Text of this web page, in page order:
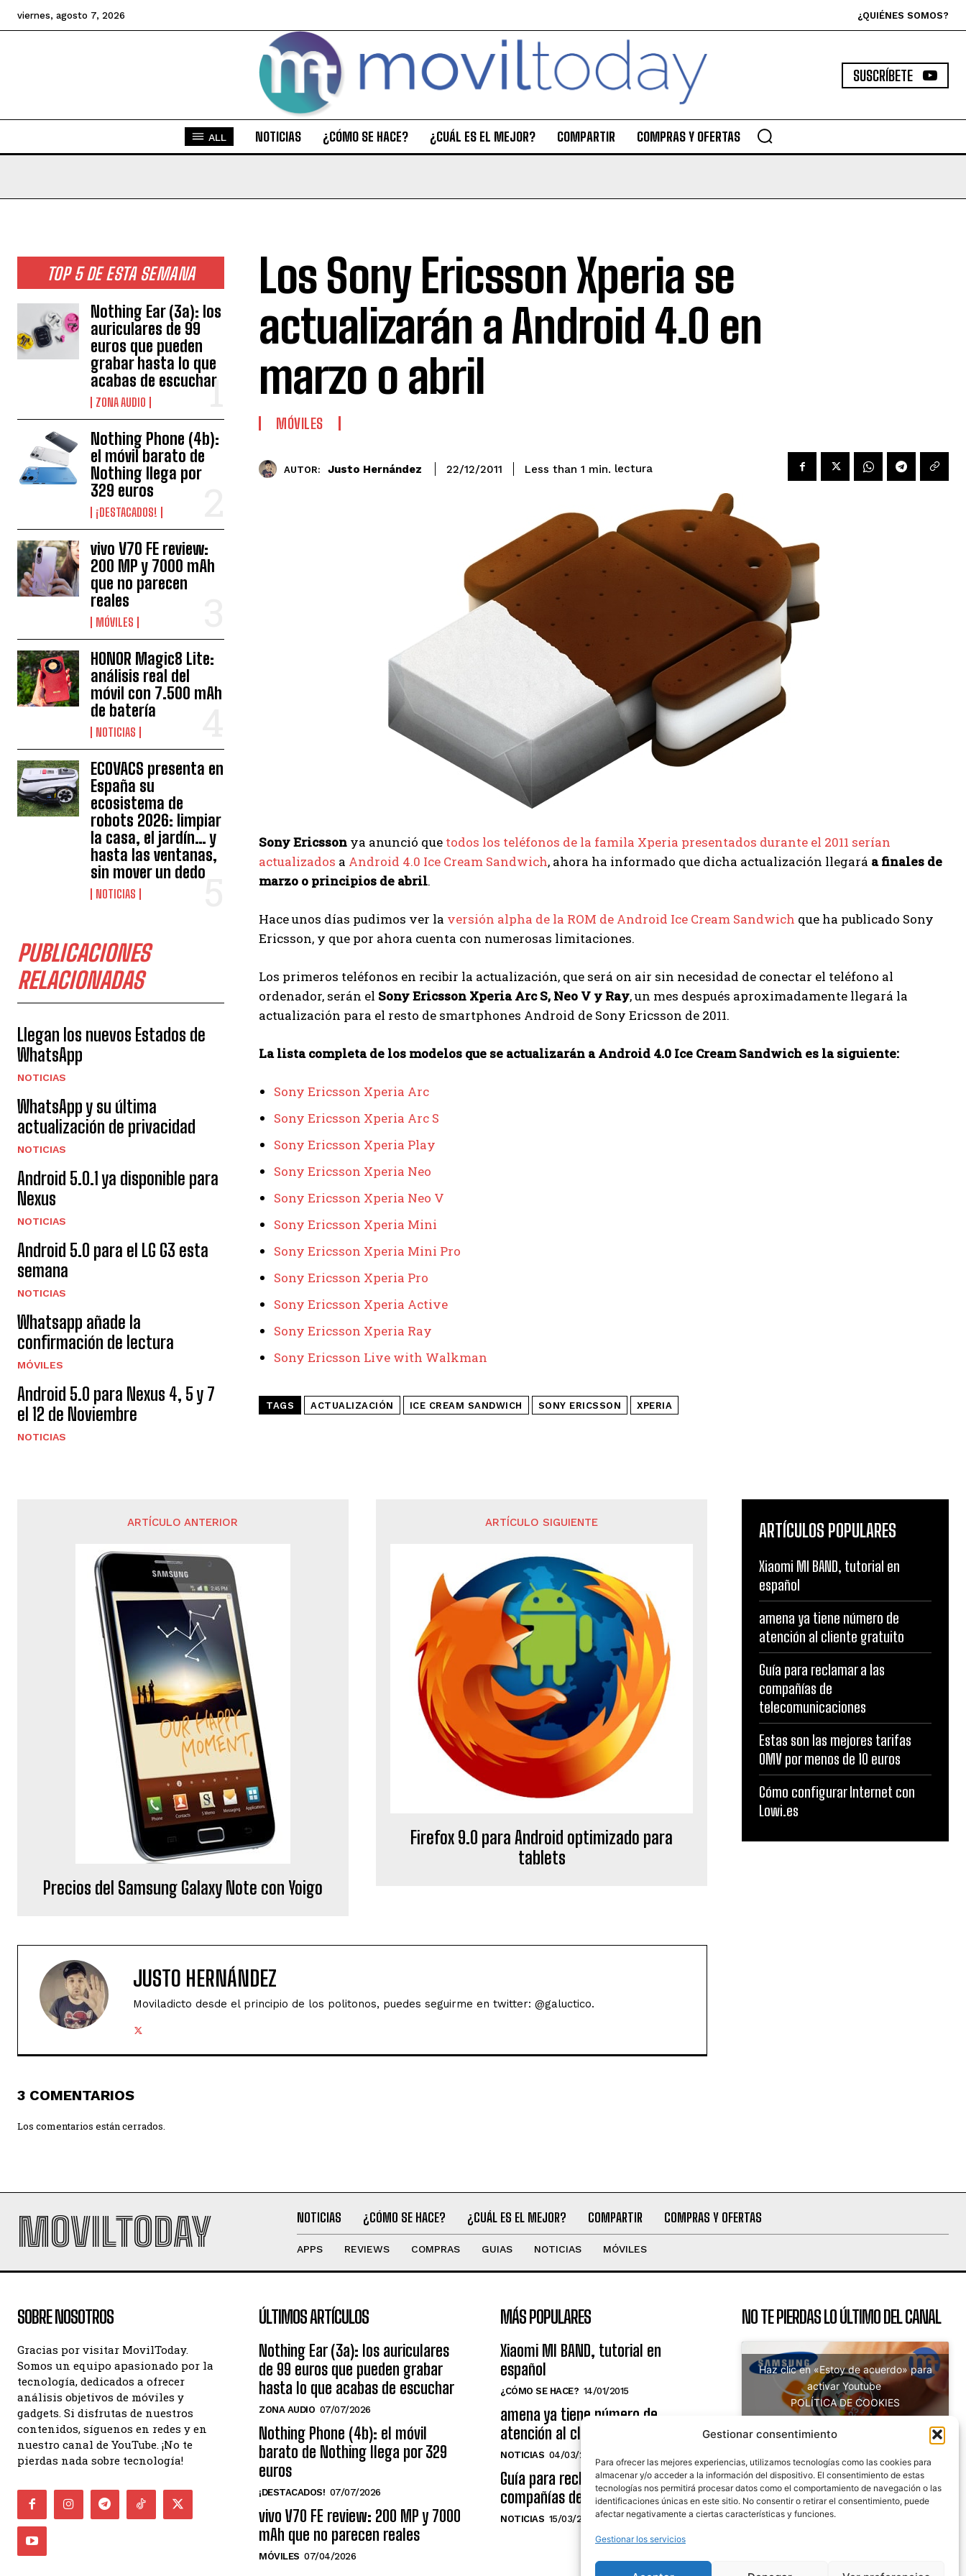
Gestionar consentimiento
Para ofrecer las mejores experiencias, utilizamos tecnologías como las cookies para
almacenar y/o acceder a la información del dispositivo. El consentimiento de estas
tecnologías nos permitirá procesar datos como el comportamiento de navegación o las
identificaciones únicas en este sitio. No consentir o retirar el consentimiento, puede
afectar negativamente a ciertas características y funciones.
Gestionar los servicios
viernes, agosto 7, 2026 ¿QUIÉNES SOMOS?
SUSCRÍBETE
ALL NOTICIAS ¿CÓMO SE HACE? ¿CUÁL ES EL MEJOR? COMPARTIR COMPRAS Y OFERTAS
TOP 5 DE ESTA SEMANA
Nothing Ear (3a): los
auriculares de 99
euros que pueden
grabar hasta lo que
acabas de escuchar
ZONA AUDIO
Nothing Phone (4b):
el móvil barato de
Nothing llega por
329 euros
¡DESTACADOS!
vivo V70 FE review:
200 MP y 7000 mAh
que no parecen
reales
MÓVILES
HONOR Magic8 Lite:
análisis real del
móvil con 7.500 mAh
de batería
NOTICIAS
ECOVACS presenta en
España su
ecosistema de
robots 2026: limpiar
la casa, el jardín… y
hasta las ventanas,
sin mover un dedo
NOTICIAS
PUBLICACIONES
RELACIONADAS
Llegan los nuevos Estados de
WhatsApp
NOTICIAS
WhatsApp y su última
actualización de privacidad
NOTICIAS
Android 5.0.1 ya disponible para
Nexus
NOTICIAS
Android 5.0 para el LG G3 esta
semana
NOTICIAS
Whatsapp añade la
confirmación de lectura
MÓVILES
Android 5.0 para Nexus 4, 5 y 7
el 12 de Noviembre
NOTICIAS
Los Sony Ericsson Xperia se
actualizarán a Android 4.0 en
marzo o abril
MÓVILES
AUTOR: Justo Hernández 22/12/2011 Less than 1 min. lectura
Sony Ericsson ya anunció que todos los teléfonos de la famila Xperia presentados durante el 2011 serían
actualizados a Android 4.0 Ice Cream Sandwich, ahora ha informado que dicha actualización llegará a finales de
marzo o principios de abril.
Hace unos días pudimos ver la versión alpha de la ROM de Android Ice Cream Sandwich que ha publicado Sony
Ericsson, y que por ahora cuenta con numerosas limitaciones.
Los primeros teléfonos en recibir la actualización, que será on air sin necesidad de conectar el teléfono al
ordenador, serán el Sony Ericsson Xperia Arc S, Neo V y Ray, un mes después aproximadamente llegará la
actualización para el resto de smartphones Android de Sony Ericsson de 2011.
La lista completa de los modelos que se actualizarán a Android 4.0 Ice Cream Sandwich es la siguiente:
Sony Ericsson Xperia Arc
Sony Ericsson Xperia Arc S
Sony Ericsson Xperia Play
Sony Ericsson Xperia Neo
Sony Ericsson Xperia Neo V
Sony Ericsson Xperia Mini
Sony Ericsson Xperia Mini Pro
Sony Ericsson Xperia Pro
Sony Ericsson Xperia Active
Sony Ericsson Xperia Ray
Sony Ericsson Live with Walkman
TAGS ACTUALIZACIÓN ICE CREAM SANDWICH SONY ERICSSON XPERIA
ARTÍCULO ANTERIOR
Precios del Samsung Galaxy Note con Yoigo
ARTÍCULO SIGUIENTE
Firefox 9.0 para Android optimizado para
tablets
JUSTO HERNÁNDEZ
Moviladicto desde el principio de los politonos, puedes seguirme en twitter: @galuctico.
3 COMENTARIOS
Los comentarios están cerrados.
ARTÍCULOS POPULARES
Xiaomi MI BAND, tutorial en
español
amena ya tiene número de
atención al cliente gratuito
Guía para reclamar a las
compañías de
telecomunicaciones
Estas son las mejores tarifas
OMV por menos de 10 euros
Cómo configurar Internet con
Lowi.es
MOVILTODAY NOTICIAS ¿CÓMO SE HACE? ¿CUÁL ES EL MEJOR? COMPARTIR COMPRAS Y OFERTAS
APPS REVIEWS COMPRAS GUIAS NOTICIAS MÓVILES
SOBRE NOSOTROS
Gracias por visitar MovilToday.
Somos un equipo apasionado por la
tecnología, dedicados a ofrecer
análisis objetivos de móviles y
gadgets. Si disfrutas de nuestros
contenidos, síguenos en redes y en
nuestro canal de YouTube. ¡No te
pierdas nada sobre tecnología!
ÚLTIMOS ARTÍCULOS
Nothing Ear (3a): los auriculares
de 99 euros que pueden grabar
hasta lo que acabas de escuchar
ZONA AUDIO 07/07/2026
Nothing Phone (4b): el móvil
barato de Nothing llega por 329
euros
¡DESTACADOS! 07/07/2026
vivo V70 FE review: 200 MP y 7000
mAh que no parecen reales
MÓVILES 07/04/2026
MÁS POPULARES
Xiaomi MI BAND, tutorial en
español
¿CÓMO SE HACE? 14/01/2015
amena ya tiene número de
atención al cliente gratuito
NOTICIAS 04/03/2014
Guía para reclamar a las
compañías de telecomunicaciones
NOTICIAS 15/03/2009
NO TE PIERDAS LO ÚLTIMO DEL CANAL
Haz clic en «Estoy de acuerdo» para
activar Youtube
POLÍTICA DE COOKIES
Estoy de acuerdo